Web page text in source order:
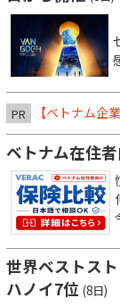
PR 【ベトナム企
ベトナム在住
世界ベストス
ハノイ7位 (8日)